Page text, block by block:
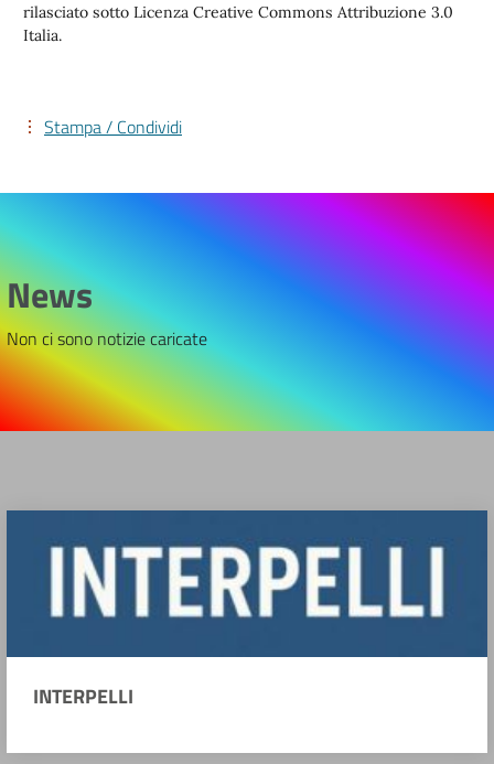
rilasciato sotto Licenza Creative Commons Attribuzione 3.0
Italia.
Stampa / Condividi
News
Non ci sono notizie caricate
INTERPELLI